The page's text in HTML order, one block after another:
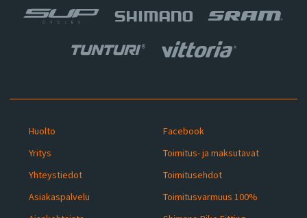
Huolto
Yritys
Yhteystiedot
Asiakaspalvelu
Facebook
Toimitus- ja maksutavat
Toimitusehdot
Toimitusvarmuus 100%